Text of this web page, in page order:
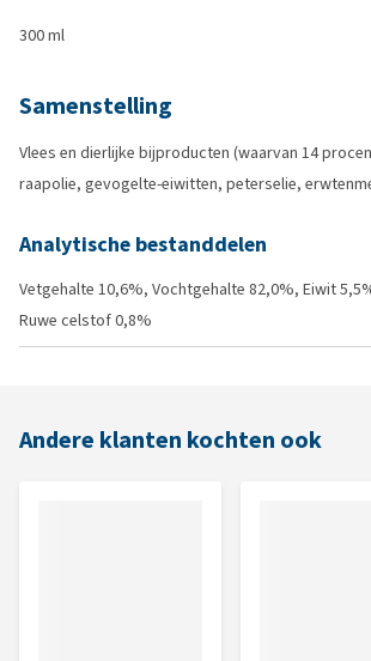
300 ml
Samenstelling
Vlees en dierlijke bijproducten (waarvan 14
raapolie, gevogelte-eiwitten, peterselie,
Analytische bestanddelen
Vetgehalte 10,6%, Vochtgehalte 82,0%, Eiwit
Ruwe celstof 0,8%
Andere klanten kochten ook